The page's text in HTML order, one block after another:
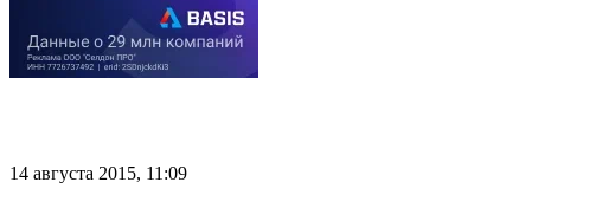
14 августа 2015, 11:09